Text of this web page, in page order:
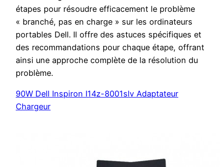
étapes pour résoudre efficacement le problème
« branché, pas en charge » sur les ordinateurs
portables Dell. Il offre des astuces spécifiques et
des recommandations pour chaque étape, offrant
ainsi une approche complète de la résolution du
problème.
90W Dell Inspiron I14z-8001slv Adaptateur
Chargeur